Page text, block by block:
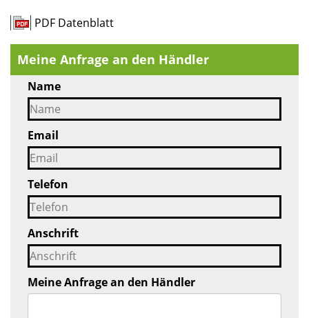
PDF Datenblatt
Meine Anfrage an den Händler
Name
Email
Telefon
Anschrift
Meine Anfrage an den Händler